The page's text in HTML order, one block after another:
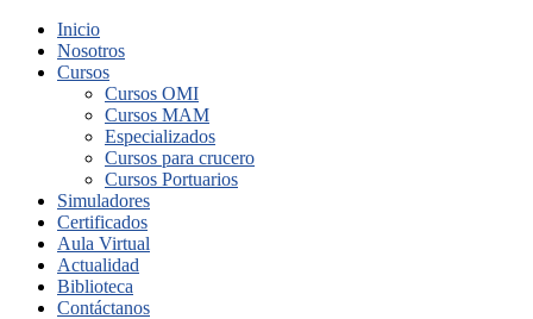
Inicio
Nosotros
Cursos
Cursos OMI
Cursos MAM
Especializados
Cursos para crucero
Cursos Portuarios
Simuladores
Certificados
Aula Virtual
Actualidad
Biblioteca
Contáctanos